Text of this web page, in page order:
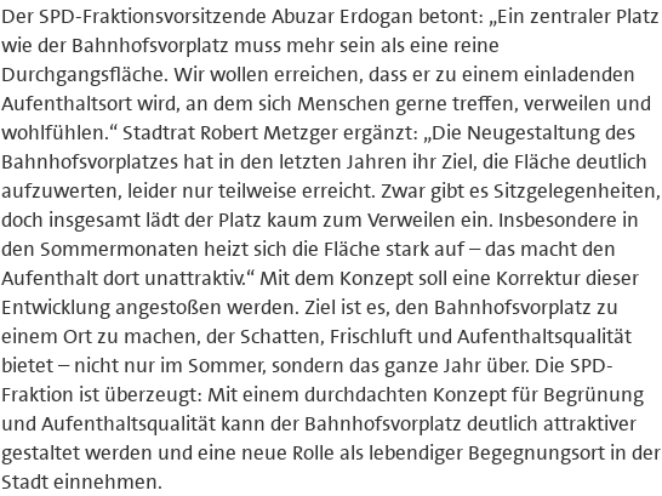
Der SPD-Fraktionsvorsitzende Abuzar Erdogan betont: „Ein zentraler Platz
wie der Bahnhofsvorplatz muss mehr sein als eine reine
Durchgangsfläche. Wir wollen erreichen, dass er zu einem einladenden
Aufenthaltsort wird, an dem sich Menschen gerne treffen, verweilen und
wohlfühlen.“ Stadtrat Robert Metzger ergänzt: „Die Neugestaltung des
Bahnhofsvorplatzes hat in den letzten Jahren ihr Ziel, die Fläche deutlich
aufzuwerten, leider nur teilweise erreicht. Zwar gibt es Sitzgelegenheiten,
doch insgesamt lädt der Platz kaum zum Verweilen ein. Insbesondere in
den Sommermonaten heizt sich die Fläche stark auf – das macht den
Aufenthalt dort unattraktiv.“ Mit dem Konzept soll eine Korrektur dieser
Entwicklung angestoßen werden. Ziel ist es, den Bahnhofsvorplatz zu
einem Ort zu machen, der Schatten, Frischluft und Aufenthaltsqualität
bietet – nicht nur im Sommer, sondern das ganze Jahr über. Die SPD-
Fraktion ist überzeugt: Mit einem durchdachten Konzept für Begrünung
und Aufenthaltsqualität kann der Bahnhofsvorplatz deutlich attraktiver
gestaltet werden und eine neue Rolle als lebendiger Begegnungsort in der
Stadt einnehmen.